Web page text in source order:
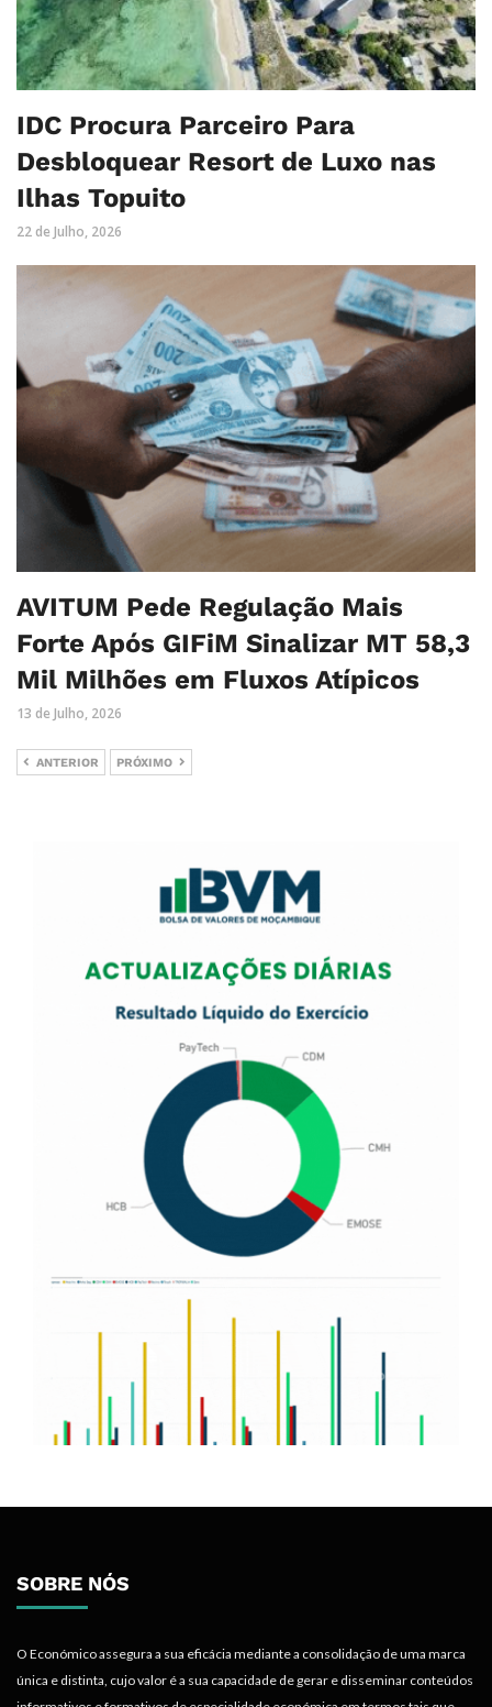
IDC Procura Parceiro Para
Desbloquear Resort de Luxo nas
Ilhas Topuito
22 de Julho, 2026
AVITUM Pede Regulação Mais
Forte Após GIFiM Sinalizar MT 58,3
Mil Milhões em Fluxos Atípicos
13 de Julho, 2026
ANTERIOR PRÓXIMO
SOBRE NÓS
O Económico assegura a sua eficácia mediante a consolidação de uma marca
única e distinta, cujo valor é a sua capacidade de gerar e disseminar conteúdos